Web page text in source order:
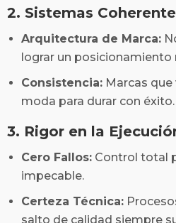
2. Sistemas
Arquitectura de Marca:
lograr un posicionamiento
Consistencia: Marcas
moda para durar con éxito.
3. Rigor en la
Cero Fallos: Control total
impecable.
Certeza Técnica:
salto de calidad siempre